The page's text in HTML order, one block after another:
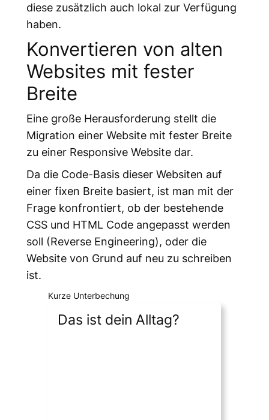
diese zusätzlich auch lokal zur Verfügung
haben.
Konvertieren von alten
Websites mit fester
Breite
Eine große Herausforderung stellt die
Migration einer Website mit fester Breite
zu einer Responsive Website dar.
Da die Code-Basis dieser Websiten auf
einer fixen Breite basiert, ist man mit der
Frage konfrontiert, ob der bestehende
CSS und HTML Code angepasst werden
soll (Reverse Engineering), oder die
Website von Grund auf neu zu schreiben
ist.
Kurze Unterbechung
Das ist dein Alltag?